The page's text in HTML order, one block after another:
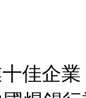
佳企業